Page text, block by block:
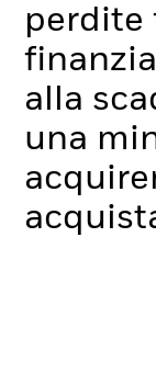
perdite
alla
una